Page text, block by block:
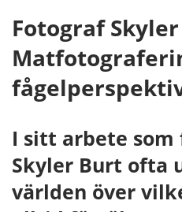
Fotograf
I sitt arbete
Skyler Burt ofta
världen över